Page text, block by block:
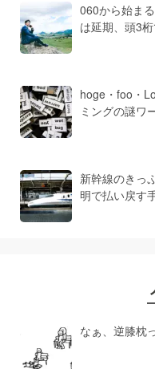
060から始ま
は延期、頭3
hoge・foo・
ミングの謎ワ
新幹線のきっ
明で払い戻す
なぁ、逆膝枕